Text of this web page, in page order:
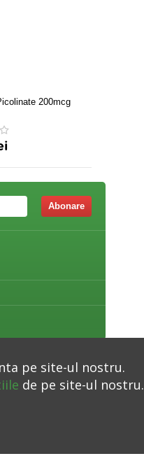
200mcg
Abonare
pe site-ul nostru.
de pe site-ul nostru.